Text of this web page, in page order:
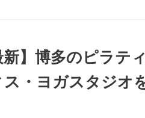
新】博多のピラ
・ヨガスタジオ